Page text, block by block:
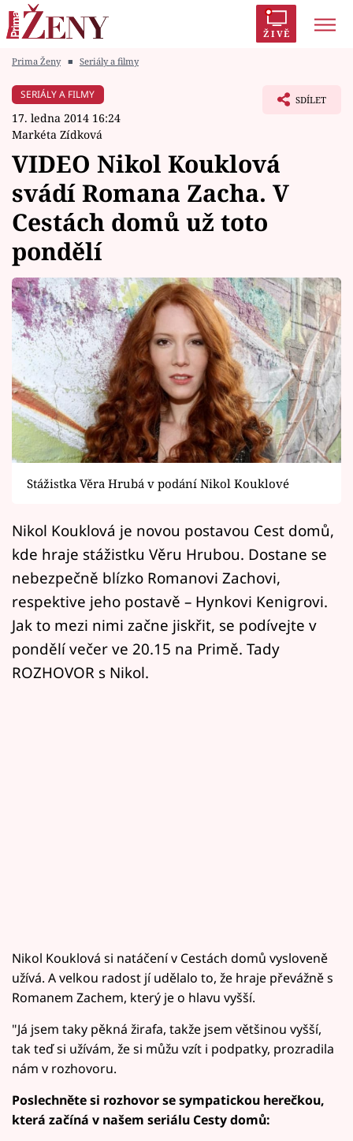
ŽIVĚ
Módní alarm
Témata
Celebrity
Vztahy
Seriály
Horoskopy
Sledujte prima+
Filmový festival Karlovy Vary
Přihlášení
Sledujte nás
Prima Ženy ■ Seriály a filmy
SERIÁLY A FILMY
17. ledna 2014 16:24
Markéta Zídková
SDÍLET
VIDEO Nikol Kouklová
svádí Romana Zacha. V
Cestách domů už toto
pondělí
Stážistka Věra Hrubá v podání Nikol Kouklové
Nikol Kouklová je novou postavou Cest domů,
kde hraje stážistku Věru Hrubou. Dostane se
nebezpečně blízko Romanovi Zachovi,
respektive jeho postavě – Hynkovi Kenigrovi.
Jak to mezi nimi začne jiskřit, se podívejte v
pondělí večer ve 20.15 na Primě. Tady
ROZHOVOR s Nikol.
Nikol Kouklová si natáčení v Cestách domů vysloveně
užívá. A velkou radost jí udělalo to, že hraje převážně s
Romanem Zachem, který je o hlavu vyšší.
"Já jsem taky pěkná žirafa, takže jsem většinou vyšší,
tak teď si užívám, že si můžu vzít i podpatky, prozradila
nám v rozhovoru.
Poslechněte si rozhovor se sympatickou herečkou,
která začíná v našem seriálu Cesty domů: